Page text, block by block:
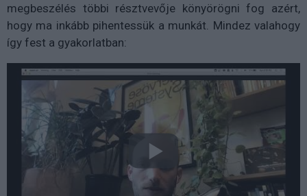
megbeszélés többi résztvevője könyörögni fog azért,
hogy ma inkább pihentessük a munkát. Mindez valahogy
így fest a gyakorlatban: